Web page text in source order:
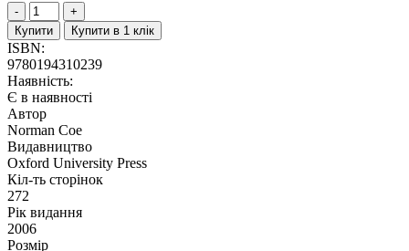
Купити Купити в 1 клік
ISBN:
9780194310239
Наявність:
Є в наявності
Автор
Norman Coe
Видавництво
Oxford University Press
Кіл-ть сторінок
272
Рік видання
2006
Розмір